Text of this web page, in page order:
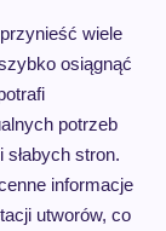
wiele
osiągnąć
potrzeb
stron.
informacje
utworów, co